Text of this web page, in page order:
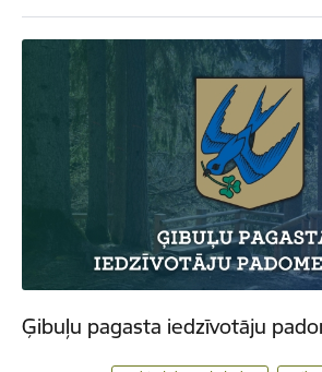
Ģibuļu pagasta iedzīvotāju